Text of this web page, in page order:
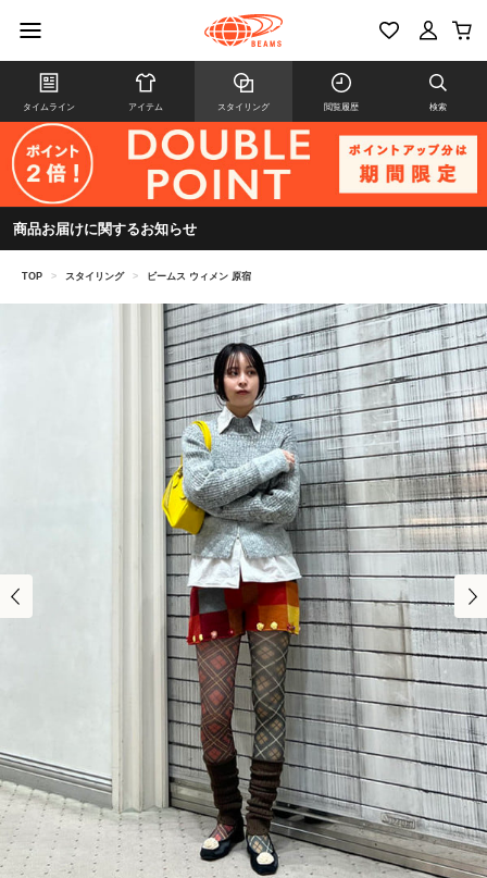
タイムライン アイテム スタイリング 閲覧履歴 検索
商品お届けに関するお知らせ
TOP > スタイリング > ビームス ウィメン 原宿